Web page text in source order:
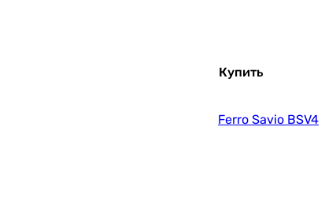
Купить
Ferro Savio BSV4